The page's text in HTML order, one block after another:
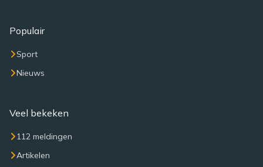
Populair
Sport
Nieuws
Veel bekeken
112 meldingen
Artikelen